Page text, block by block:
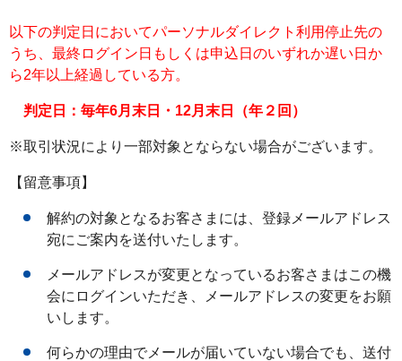
ー
以下の判定日においてパーソナルダイレクト利用停止先の
うち、最終ログイン日もしくは申込日のいずれか遅い日か
ら2年以上経過している方。
判定日：毎年6月末日・12月末日（年２回）
※取引状況により一部対象とならない場合がございます。
【留意事項】
解約の対象となるお客さまには、登録メールアドレス
宛にご案内を送付いたします。
メールアドレスが変更となっているお客さまはこの機
会にログインいただき、メールアドレスの変更をお願
いします。
何らかの理由でメールが届いていない場合でも、送付